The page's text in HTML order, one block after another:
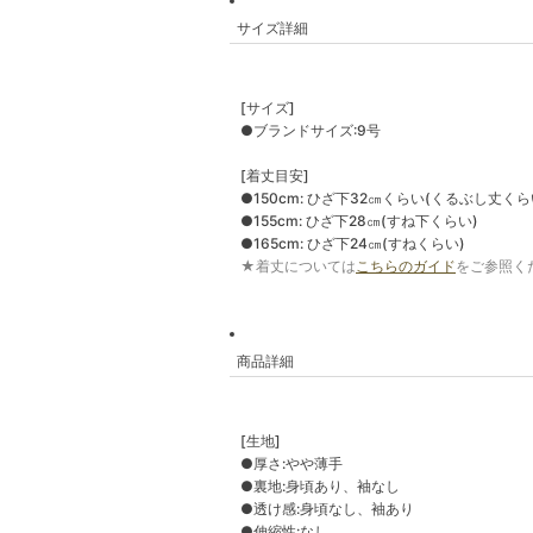
サイズ詳細
[サイズ]
●ブランドサイズ:9号
[着丈目安]
●150cm: ひざ下32㎝くらい(くるぶし丈くら
●155cm: ひざ下28㎝(すね下くらい)
●165cm: ひざ下24㎝(すねくらい)
★着丈についてはこちらのガイドをご参照く
商品詳細
[生地]
●厚さ:やや薄手
●裏地:身頃あり、袖なし
●透け感:身頃なし、袖あり